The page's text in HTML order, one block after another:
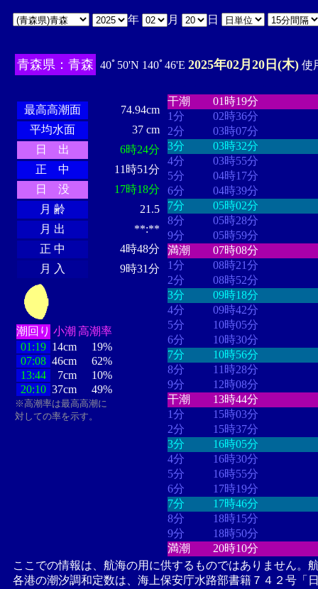
年 月 日
青森県：青森 40ﾟ50'N 140ﾟ46'E 2025年02月20日(木) 使
最高高潮面
74.94cm
平均水面
37 cm
日 出
6時24分
正 中
11時51分
日 没
17時18分
月 齢
21.5
月 出
**:**
正 中
4時48分
月 入
9時31分
潮回り 小潮 高潮率
01:19 14cm
19%
07:08 46cm
62%
13:44
7cm
10%
20:10 37cm 49%
※高潮率は最高高潮に
対しての率を示す。
干潮
01時19分
1分
02時36分
2分
03時07分
3分
03時32分
4分
03時55分
5分
04時17分
6分
04時39分
7分
05時02分
8分
05時28分
9分
05時59分
満潮
07時08分
1分
08時21分
2分
08時52分
3分
09時18分
4分
09時42分
5分
10時05分
6分
10時30分
7分
10時56分
8分
11時28分
9分
12時08分
干潮
13時44分
1分
15時03分
2分
15時37分
3分
16時05分
4分
16時30分
5分
16時55分
6分
17時19分
7分
17時46分
8分
18時15分
9分
18時50分
満潮
20時10分
ここでの情報は、航海の用に供するものではありません。
各港の潮汐調和定数は、海上保安庁水路部書籍７４２号「